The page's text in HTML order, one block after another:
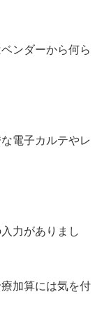
ンダーから何ら
電子カルテやレ
力がありまし
加算には気を付